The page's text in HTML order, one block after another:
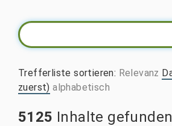
Trefferliste sortieren: Relevanz
zuerst) alphabetisch
5125 Inhalte gefunden